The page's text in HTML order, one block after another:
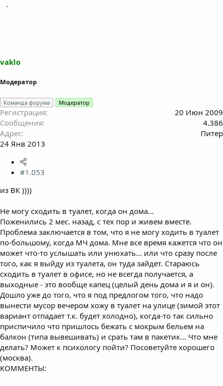
vaklo
Модератор
Команда форума Модератор
Регистрация
20 Июн 2009
Сообщения
4.386
Адрес
Питер
24 Янв 2013
#1.053
из ВК ))))
Не могу сходить в туалет, когда он дома...
Поженились 2 мес. назад, с тех пор и живем вместе.
Проблема заключается в том, что я не могу ходить в туалет
по-большому, когда МЧ дома. Мне все время кажется что он
может что-то услышать или унюхать... или что сразу после
того, как я выйду из туалета, он туда зайдет. Стараюсь
сходить в туалет в офисе, но не всегда получается, а
выходные - это вообще капец (целый день дома и я и он).
Дошло уже до того, что я под предлогом того, что надо
вынести мусор вечером хожу в туалет на улице (зимой этот
вариант отпадает т.к. будет холодно), когда-то так сильно
приспичило что пришлось бежать с мокрым бельем на
балкон (типа вывешивать) и срать там в пакетик... Что мне
делать? Может к психологу пойти? Посоветуйте хорошего
(москва).
КОММЕНТЫ: